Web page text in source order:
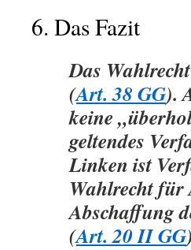
6. Das Fazit
Das
(Art. 38 GG).
keine
geltendes
Linken ist
Wahlrecht für
Abschaffung
(Art. 20 II GG